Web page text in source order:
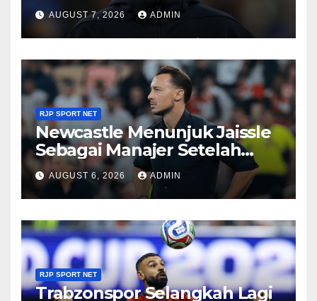
Sampai 2032
AUGUST 7, 2026 ADMIN
RJP SPORT NET
Newcastle Menunjuk Jaissle
Sebagai Manajer Setelah
Kepergian Howe
AUGUST 6, 2026 ADMIN
RJP SPORT NET
Trabzonspor Selangkah Lagi